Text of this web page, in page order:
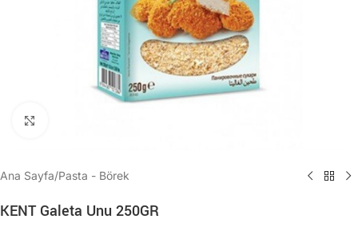
Ana Sayfa/Pasta - Börek
KENT Galeta Unu 250GR